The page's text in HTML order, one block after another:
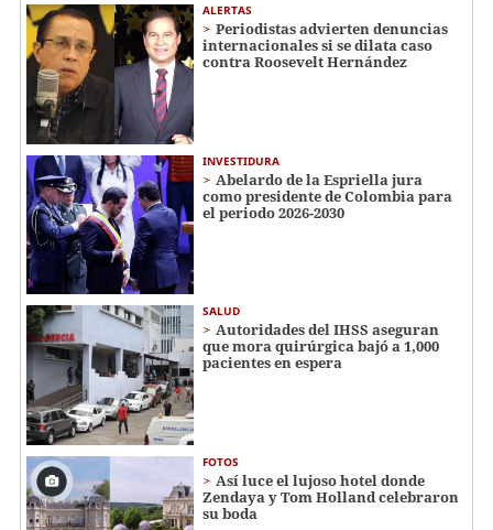
ALERTAS
Periodistas advierten denuncias
internacionales si se dilata caso
contra Roosevelt Hernández
INVESTIDURA
Abelardo de la Espriella jura
como presidente de Colombia para
el periodo 2026-2030
SALUD
Autoridades del IHSS aseguran
que mora quirúrgica bajó a 1,000
pacientes en espera
FOTOS
Así luce el lujoso hotel donde
Zendaya y Tom Holland celebraron
su boda